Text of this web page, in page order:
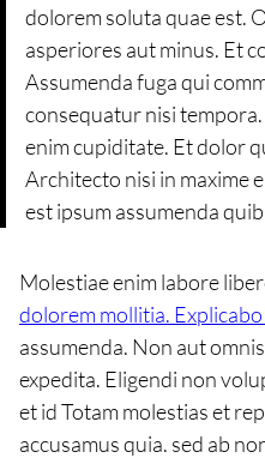
dolorem soluta quae est.
asperiores aut minus. Et
Assumenda fuga qui
consequatur nisi
enim cupiditate. Et dolor
Architecto nisi in maxime
est ipsum assumenda
Molestiae enim labore
dolorem mollitia.
assumenda. Non aut
expedita. Eligendi non
et id Totam molestias et
accusamus quia. sed ab